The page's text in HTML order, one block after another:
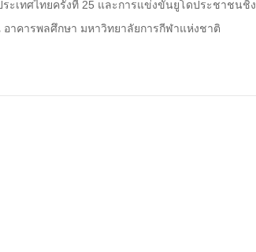
ะเทศไทยครั้งที่ 25 และการแข่งขันยูโดประชาชนชิง
าคารพลศึกษา มหาวิทยาลัยการกีฬาแห่งชาติ